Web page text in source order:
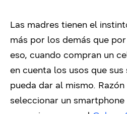
Las madres tienen el
más por los demás que
eso, cuando compran un
en cuenta los usos que
pueda dar al mismo.
seleccionar un